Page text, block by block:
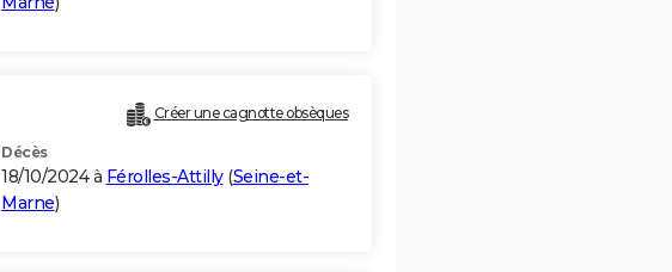
Créer une cagnotte obsèques
Décès
18/10/2024 à Férolles-Attilly(Seine-et-
Marne)